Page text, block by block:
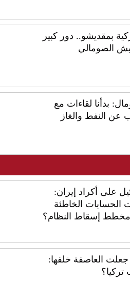
بمقديشو.. دور كبير
الصومالي
بدأنا لقاءات مع
عن النفط والغاز
على أكراد إيران:
الخاطئة
مخطط إسقاط النظام؟
جعلت العاصفة خلفها: